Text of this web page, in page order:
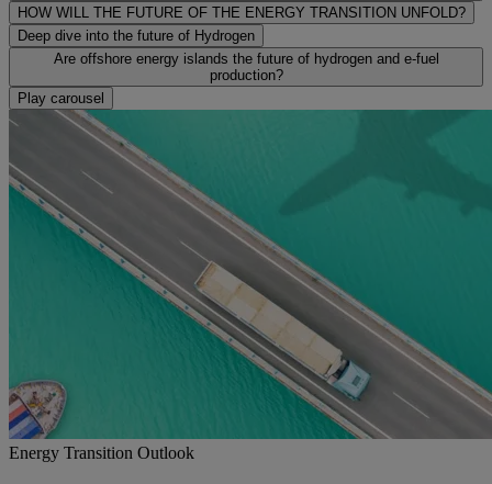
HOW WILL THE FUTURE OF THE ENERGY TRANSITION UNFOLD?
Deep dive into the future of Hydrogen
Are offshore energy islands the future of hydrogen and e-fuel
production?
Play carousel
Energy Transition Outlook